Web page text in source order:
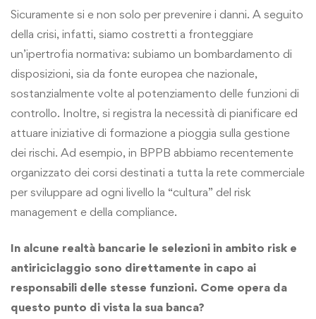
Sicuramente si e non solo per prevenire i danni. A seguito
della crisi, infatti, siamo costretti a fronteggiare
un’ipertrofia normativa: subiamo un bombardamento di
disposizioni, sia da fonte europea che nazionale,
sostanzialmente volte al potenziamento delle funzioni di
controllo. Inoltre, si registra la necessità di pianificare ed
attuare iniziative di formazione a pioggia sulla gestione
dei rischi. Ad esempio, in BPPB abbiamo recentemente
organizzato dei corsi destinati a tutta la rete commerciale
per sviluppare ad ogni livello la “cultura” del risk
management e della compliance.
In alcune realtà bancarie le selezioni in ambito risk e
antiriciclaggio sono direttamente in capo ai
responsabili delle stesse funzioni. Come opera da
questo punto di vista la sua banca?